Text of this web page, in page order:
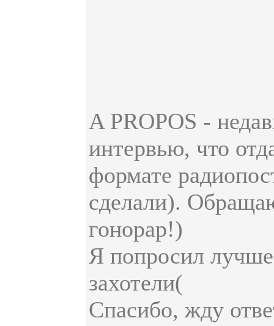
A PROPOS -
интервью, что
формате
сделали).
гонорар!)
Я попросил лучше
захотели(
Спасибо, жду